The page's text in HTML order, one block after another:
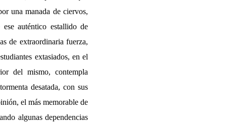
una manada de ciervos,
auténtico estallido de
de extraordinaria fuerza,
extasiados, en el
del mismo, contempla
desatada, con sus
el más memorable de
algunas dependencias